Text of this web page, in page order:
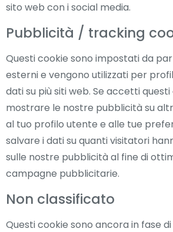
sito web con i social media.
Pubblicità / tracking
Questi cookie sono impostati da
esterni e vengono utilizzati per
dati su più siti web. Se accetti
mostrare le nostre pubblicità su
al tuo profilo utente e alle tue
salvare i dati su quanti visitatori
sulle nostre pubblicità al fine di
campagne pubblicitarie.
Non classificato
Questi cookie sono ancora in fase